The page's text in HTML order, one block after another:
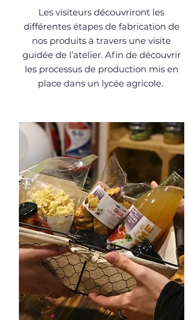
Les visiteurs découvriront les
différentes étapes de fabrication de
nos produits à travers une visite
guidée de l’atelier. Afin de découvrir
les processus de production mis en
place dans un lycée agricole.